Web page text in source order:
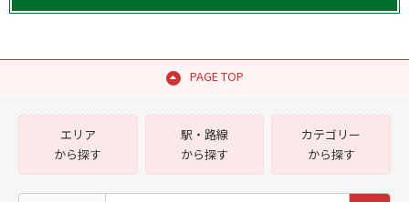
PAGE TOP
エリア
から探す
駅・路線
から探す
カテゴリー
から探す